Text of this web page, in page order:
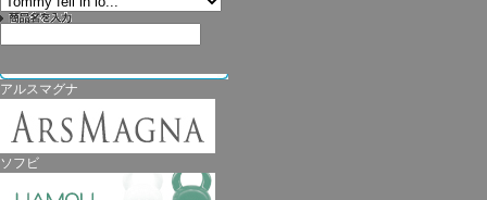
アルスマグナ
ソフビ